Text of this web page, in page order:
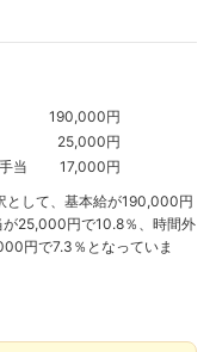
190,000円
25,000円
当
17,000円
として、基本給が190,000円
が25,000円で10.8％、時間外
円で7.3％となっていま